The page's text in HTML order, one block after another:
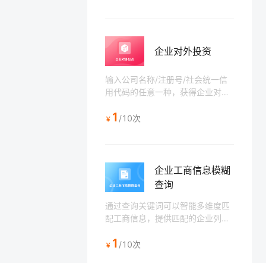
企业对外投资
输入公司名称/注册号/社会统一信
用代码的任意一种，获得企业对外
本、法人名称、出资比例、出资金
￥ 1 /10次
企业工商信息模糊
查询
通过查询关键词可以智能多维度匹
配工商信息，提供匹配的企业列表
注册信息的场景，如贷款审核、企
￥ 1 /10次